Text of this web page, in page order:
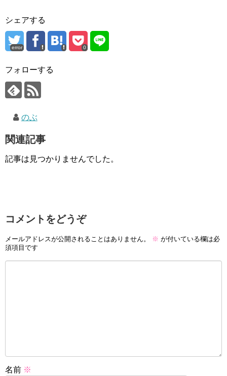
シェアする
error 0
フォローする
のぶ
関連記事
記事は見つかりませんでした。
コメントをどうぞ
メールアドレスが公開されることはありません。 ※ が付いている欄は必
須項目です
名前 ※